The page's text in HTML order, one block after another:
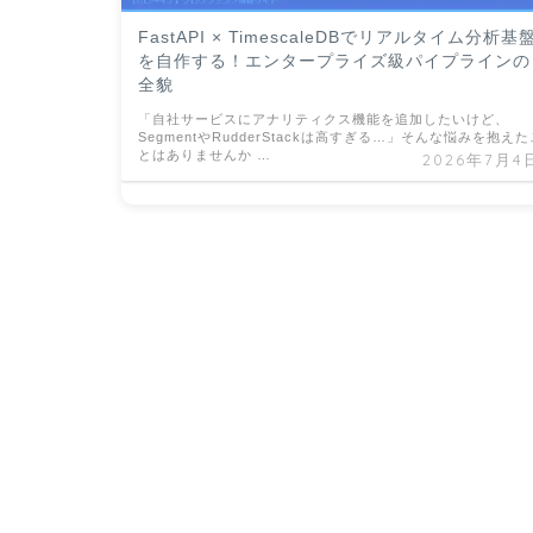
FastAPI × TimescaleDBでリアルタイム分析基盤
を自作する！エンタープライズ級パイプラインの
全貌
2026年7月4
「自社サービスにアナリティクス機能を追加したいけど、
SegmentやRudderStackは高すぎる…」そんな悩みを抱えた
とはありませんか …